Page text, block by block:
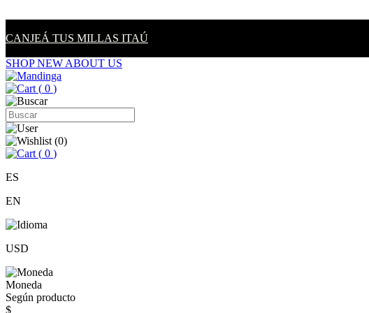
CANJEÁ TUS MILLAS ITAÚ
SHOP NEW ABOUT US
( 0 )
(0)
( 0 )
ES
EN
USD
Moneda
Según producto
$